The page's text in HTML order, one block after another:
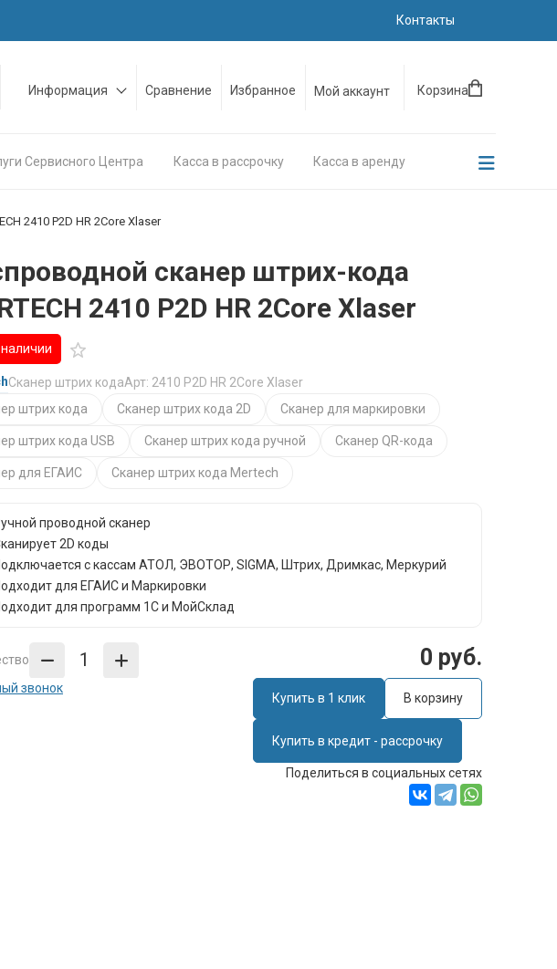
Контакты
Информация Сравнение Избранное Мой аккаунт Корзина
Сервисного Центра Касса в рассрочку Касса в аренду
2410 P2D HR 2Core Xlaser
сканер штрих-кода
2410 P2D HR 2Core Xlaser
Сканер штрих кодаАрт: 2410 P2D HR 2Core Xlaser
штрих кода
Сканер штрих кода 2D Сканер для маркировки
штрих кода USB Сканер штрих кода ручной Сканер QR-кода
для ЕГАИС Сканер штрих кода Mertech
проводной сканер
2D коды
с кассам АТОЛ, ЭВОТОР, SIGMА, Штрих, Дримкас, Меркурий
для ЕГАИС и Маркировки
для программ 1С и МойСклад
0 руб.
звонок
Купить в 1 клик В корзину
Купить в кредит - рассрочку
Поделиться в социальных сетях